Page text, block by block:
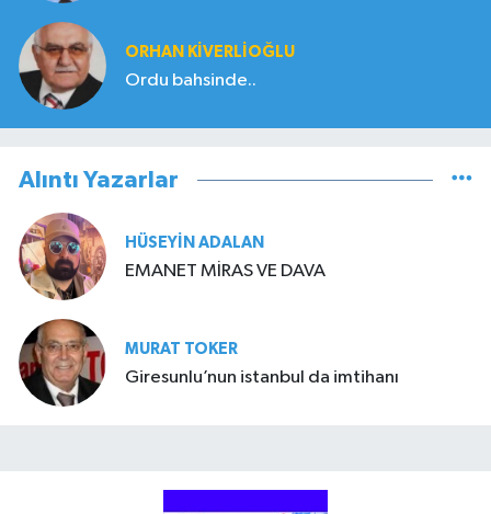
ORHAN KIVERLIOĞLU
Ordu bahsinde..
Alıntı Yazarlar
HÜSEYIN ADALAN
EMANET MİRAS VE DAVA
MURAT TOKER
Giresunlu’nun istanbul da imtihanı